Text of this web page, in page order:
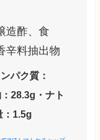
造酢、食
辛料抽出物
パク質：
28.3g・ナト
1.5g